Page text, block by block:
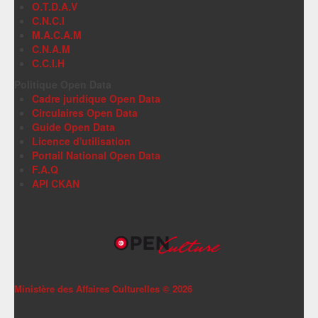
O.T.D.A.V
C.N.C.I
M.A.C.A.M
C.N.A.M
C.C.I.H
Cadre juridique Open Data
Circulaires Open Data
Guide Open Data
Licence d'utilisation
Portail National Open Data
F.A.Q
API CKAN
Ministère des Affaires Culturelles © 2026